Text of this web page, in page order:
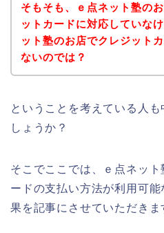
そもそも、ｅ点ネット塾の
ットカードに対応していな
ット塾のお店でクレジット
ないのでは？
ということを考えている人
しょうか？
そこでここでは、ｅ点ネッ
ードの支払い方法が利用可
果を記事にさせていただきま